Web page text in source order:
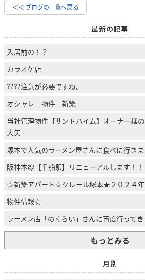
＜＜ ブログの一覧へ戻る
最新の記事
入居前の！？
カラオケ店
????注意が必要ですね。
オシャレ 物件 新築
当社管理物件【サントハイム】オーナー様
大矢
塚本で人気のラーメン屋さんに食べに行き
阪神本線【千船駅】リニューアルします！！
☆新築アパート☆クレール塚本★２０２４
物件情報☆
ラーメン店「のくらい」さんに再度行って
もっとみる
月別